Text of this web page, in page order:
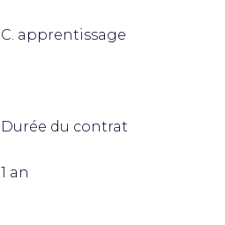
C. apprentissage
Durée du contrat
1 an